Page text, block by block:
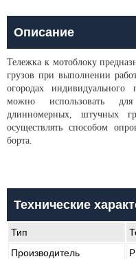
Описание
Тележка к мотоблоку
грузов при выполнении
огородах
можно использовать
длинномерных, штучных
осуществлять способом
борта.
Технические
Тип
Производитель